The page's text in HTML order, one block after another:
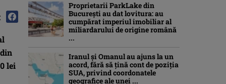
lei
Proprietarii ParkLake din
București au dat lovitura: au
cumpărat imperiul imobiliar al
miliardarului de origine română
...
Iranul și Omanul au ajuns la un
acord, fără să țină cont de poziția
SUA, privind coordonatele
geografice ale unei ...